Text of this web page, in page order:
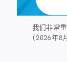
我们非常
（2026年